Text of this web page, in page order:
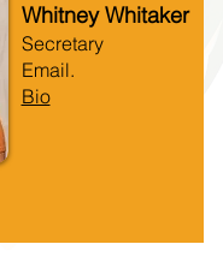
Whitney Whitaker
Secretary
Email.
Bio